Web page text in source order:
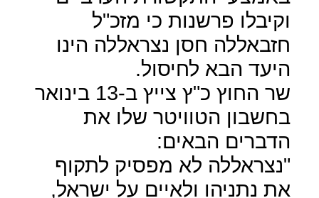
וקיבלו פרשנות כי מזכ"ל
חזבאללה חסן נצראללה הינו
היעד הבא לחיסול.
שר החוץ כ"ץ צייץ ב-13 בינואר
בחשבון הטוויטר שלו את
הדברים הבאים:
"נצראללה לא מפסיק לתקוף
את נתניהו ולאיים על ישראל,